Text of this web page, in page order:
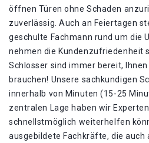
öffnen Türen ohne Schaden
zuverlässig. Auch an Feiertagen
geschulte Fachmann rund um die
nehmen die Kundenzufriedenheit
Schlosser sind immer bereit,
brauchen! Unsere sachkundigen
innerhalb von Minuten (15-25
zentralen Lage haben wir
schnellstmöglich weiterhelfen
ausgebildete Fachkräfte, die auch